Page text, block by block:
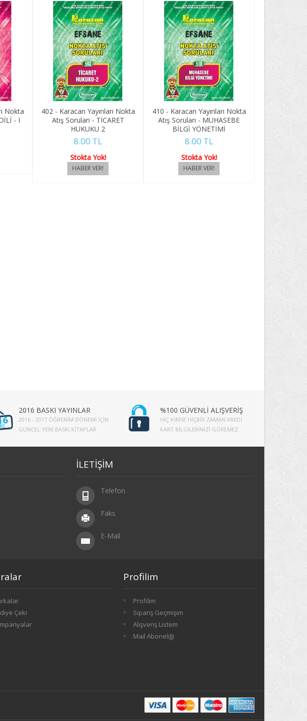
Nokta
- I
402 - Karacan Yayınları Nokta
Atış Soruları - TİCARET
HUKUKU 2
8.00 TL
Stokta Yok!
410 - Karacan Yayınları Nokta
Atış Soruları - MUHASEBE
BİLGİ YÖNETİMİ
8.00 TL
Stokta Yok!
2016 BASKI YAYINLAR
2016 - 2017 ÖĞRENIM DÖNEMI İÇIN
GÜNCEL YENI BASKI KITAPLAR
%100 GÜVENLİ ALIŞVERİŞ
HIÇ KIMSE HIÇBIR ZAMAN KREDI
KART BILGILERINIZI GÖREMEZ
İLETİŞİM
Telefon
Faks
E-Mail
Çeki
Profilim
Profilim
Sipariş Geçmişim
Alışveriş Listem
Mail Aboneliği